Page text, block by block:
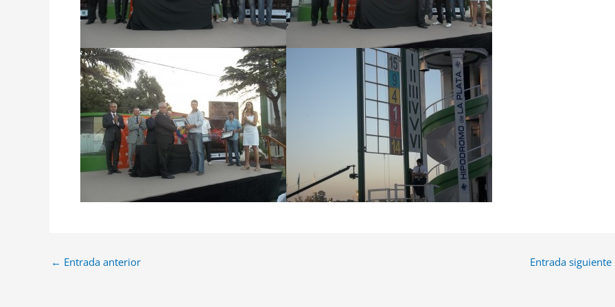
← Entrada anterior Entrada siguiente